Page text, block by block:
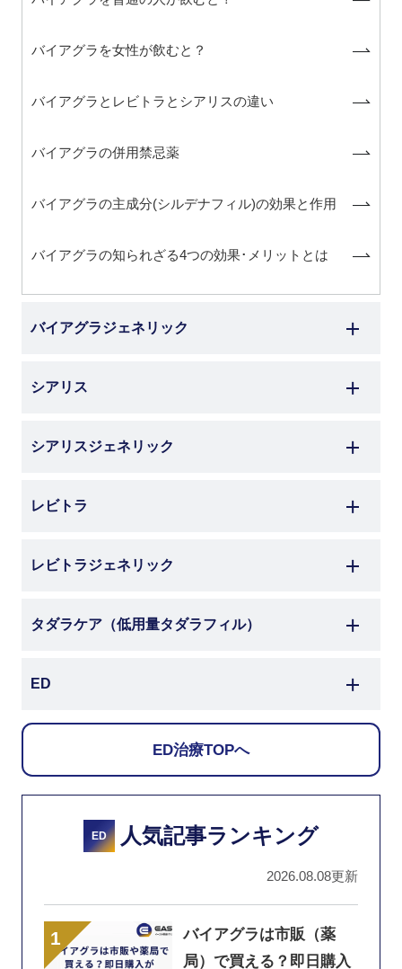
バイアグラを女性が飲むと？
バイアグラとレビトラとシアリスの違い
バイアグラの併用禁忌薬
バイアグラの主成分(シルデナフィル)の効果と作用
バイアグラの知られざる4つの効果･メリットとは
バイアグラジェネリック
シアリス
シアリスジェネリック
レビトラ
レビトラジェネリック
タダラケア（低用量タダラフィル）
ED
ED治療TOPへ
ED 人気記事ランキング
2026.08.08更新
バイアグラは市販（薬
局）で買える？即日購入